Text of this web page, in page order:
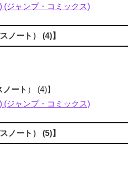
(ジャンプ・コミックス)
ノート ） (4)】
ノート ） (4)】
(ジャンプ・コミックス)
ノート ） (5)】